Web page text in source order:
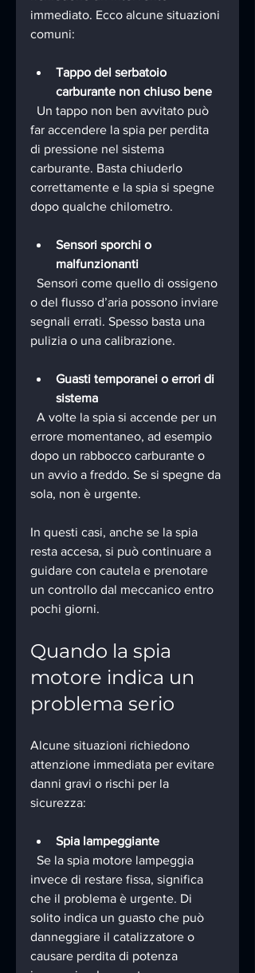
immediato. Ecco alcune situazioni
comuni:
Tappo del serbatoio
carburante non chiuso bene
far accendere la spia per perdita
di pressione nel sistema
carburante. Basta chiuderlo
correttamente e la spia si spegne
dopo qualche chilometro.
Sensori sporchi o
malfunzionanti
o del flusso d’aria possono inviare
segnali errati. Spesso basta una
pulizia o una calibrazione.
Guasti temporanei o errori di
sistema
errore momentaneo, ad esempio
dopo un rabbocco carburante o
un avvio a freddo. Se si spegne da
sola, non è urgente.
In questi casi, anche se la spia
resta accesa, si può continuare a
guidare con cautela e prenotare
un controllo dal meccanico entro
pochi giorni.
Quando la spia
motore indica un
problema serio
Alcune situazioni richiedono
attenzione immediata per evitare
danni gravi o rischi per la
sicurezza:
Spia lampeggiante
invece di restare fissa, significa
che il problema è urgente. Di
solito indica un guasto che può
danneggiare il catalizzatore o
causare perdita di potenza